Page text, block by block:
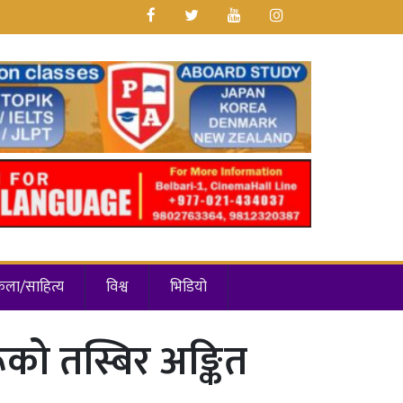
साहित्य विश्व भिडियो
तस्बिर अङ्कित